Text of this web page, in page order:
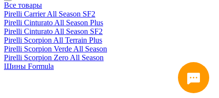
Все товары
Pirelli Carrier All Season SF2
Pirelli Cinturato All Season Plus
Pirelli Cinturato All Season SF2
Pirelli Scorpion All Terrain Plus
Pirelli Scorpion Verde All Season
Pirelli Scorpion Zero All Season
Шины Formula